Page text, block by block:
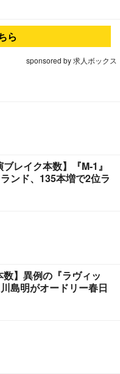
ら
sponsored by 求人ボックス
ブレイク本数】『M-1』
ンド、135本増で2位ラ
数】異例の『ラヴィッ
島明がオードリー春日